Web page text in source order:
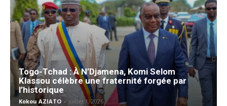
Togo-Tchad : À N’Djamena, Komi Selom
Klassou célèbre une fraternité forgée par
l’historique
Kokou AZIATO - juillet 1, 2026